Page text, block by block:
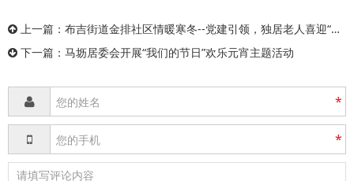
上一篇： 布吉街道金排社区情暖寒冬--党建引领，独居老人喜迎“圳”能量春节
下一篇： 马坜居委会开展“我们的节日”欢乐元宵主题活动
*
*